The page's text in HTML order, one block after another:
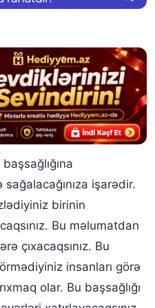
başsağlığına
işarədir.
birinin
Bu məlumatdan
çıxacaqsınız. Bu
insanları görə
olar. Bu başsağlığı